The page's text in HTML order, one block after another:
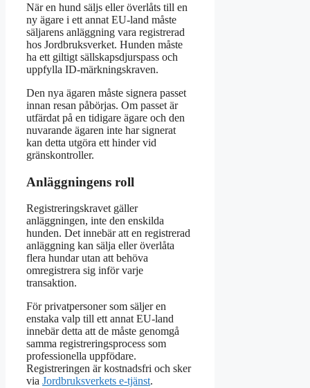
När en hund säljs eller överlåts till en
ny ägare i ett annat EU-land måste
säljarens anläggning vara registrerad
hos Jordbruksverket. Hunden måste
ha ett giltigt sällskapsdjurspass och
uppfylla ID-märkningskraven.
Den nya ägaren måste signera passet
innan resan påbörjas. Om passet är
utfärdat på en tidigare ägare och den
nuvarande ägaren inte har signerat
kan detta utgöra ett hinder vid
gränskontroller.
Anläggningens roll
Registreringskravet gäller
anläggningen, inte den enskilda
hunden. Det innebär att en registrerad
anläggning kan sälja eller överlåta
flera hundar utan att behöva
omregistrera sig inför varje
transaktion.
För privatpersoner som säljer en
enstaka valp till ett annat EU-land
innebär detta att de måste genomgå
samma registreringsprocess som
professionella uppfödare.
Registreringen är kostnadsfri och sker
via Jordbruksverkets e-tjänst.